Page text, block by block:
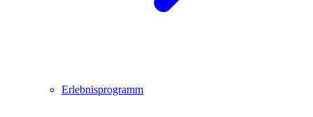
Erlebnisprogramm